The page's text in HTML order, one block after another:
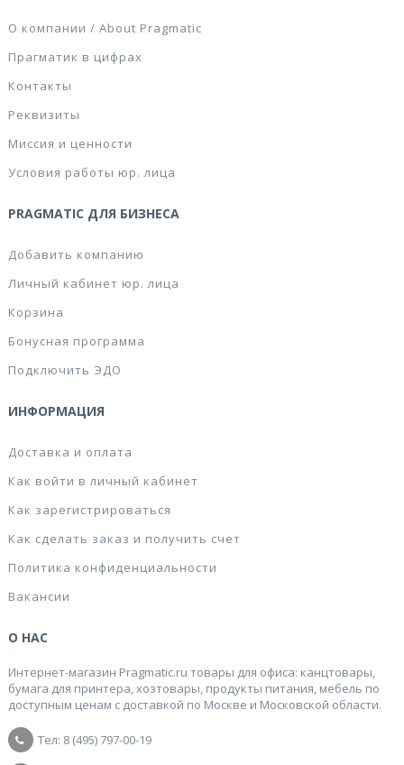
О компании / About Pragmatic
Прагматик в цифрах
Контакты
Реквизиты
Миссия и ценности
Условия работы юр. лица
PRAGMATIC ДЛЯ БИЗНЕСА
Добавить компанию
Личный кабинет юр. лица
Корзина
Бонусная программа
Подключить ЭДО
ИНФОРМАЦИЯ
Доставка и оплата
Как войти в личный кабинет
Как зарегистрироваться
Как сделать заказ и получить счет
Политика конфиденциальности
Вакансии
О НАС
Интернет-магазин Pragmatic.ru товары для офиса: канцтовары,
бумага для принтера, хозтовары, продукты питания, мебель по
доступным ценам с доставкой по Москве и Московской области.
Тел: 8 (495) 797-00-19